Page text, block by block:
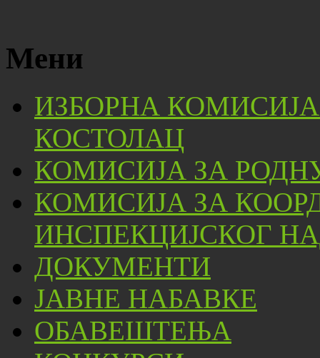
Мени
ИЗБОРНА
КОСТОЛАЦ
КОМИСИЈА ЗА
КОМИСИЈА ЗА
ИНСПЕКЦИЈСКОГ
ДОКУМЕНТИ
ЈАВНЕ НАБАВКЕ
ОБАВЕШТЕЊА